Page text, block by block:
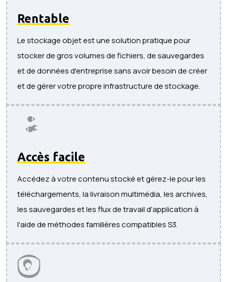
Rentable
Le stockage objet est une solution pratique pour
stocker de gros volumes de fichiers, de sauvegardes
et de données d'entreprise sans avoir besoin de créer
et de gérer votre propre infrastructure de stockage.
Accès facile
Accédez à votre contenu stocké et gérez-le pour les
téléchargements, la livraison multimédia, les archives,
les sauvegardes et les flux de travail d'application à
l'aide de méthodes familières compatibles S3.